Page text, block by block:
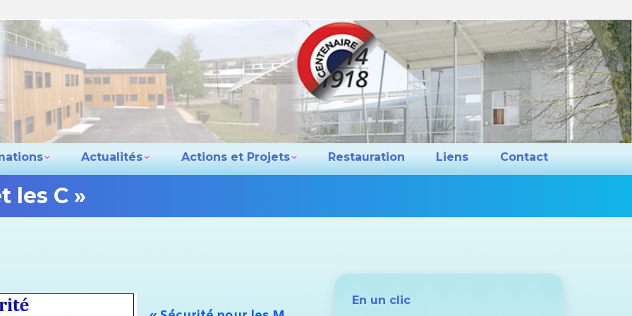
Actualités Actions et Projets Restauration Liens Contact
les C »
êtes
En un clic
lycée Actions et Projets Restauration Liens
Contact